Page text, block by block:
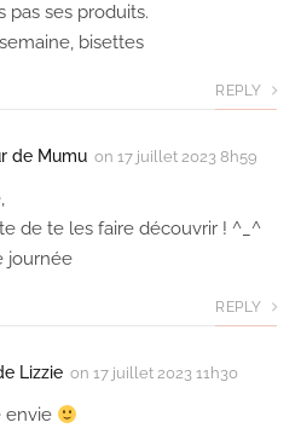
pas ses produits.
bisettes
REPLY
de Mumu on 17 juillet 2023 8h59
de te les faire découvrir ! ^_^
journée
REPLY
Lizzie on 17 juillet 2023 11h30
envie